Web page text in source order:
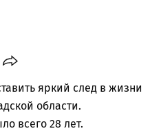
яркий след в жизни
области.
всего 28 лет.